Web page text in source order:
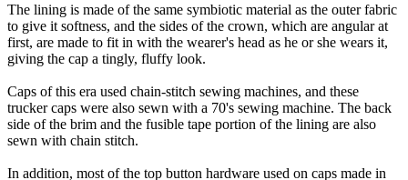
The lining is made of the same symbiotic material as the outer fabric
to give it softness, and the sides of the crown, which are angular at
first, are made to fit in with the wearer's head as he or she wears it,
giving the cap a tingly, fluffy look.
Caps of this era used chain-stitch sewing machines, and these
trucker caps were also sewn with a 70's sewing machine. The back
side of the brim and the fusible tape portion of the lining are also
sewn with chain stitch.
In addition, most of the top button hardware used on caps made in